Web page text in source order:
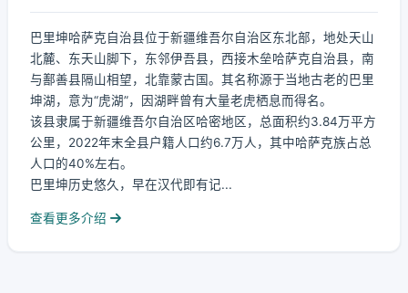
巴里坤哈萨克自治县位于新疆维吾尔自治区东北部，地处天山
北麓、东天山脚下，东邻伊吾县，西接木垒哈萨克自治县，南
与鄯善县隔山相望，北靠蒙古国。其名称源于当地古老的巴里
坤湖，意为“虎湖”，因湖畔曾有大量老虎栖息而得名。
该县隶属于新疆维吾尔自治区哈密地区，总面积约3.84万平方
公里，2022年末全县户籍人口约6.7万人，其中哈萨克族占总
人口的40%左右。
巴里坤历史悠久，早在汉代即有记...
查看更多介绍